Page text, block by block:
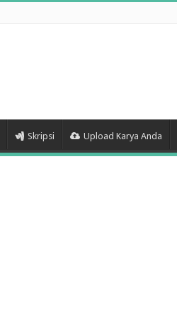
Skripsi Upload Karya Anda